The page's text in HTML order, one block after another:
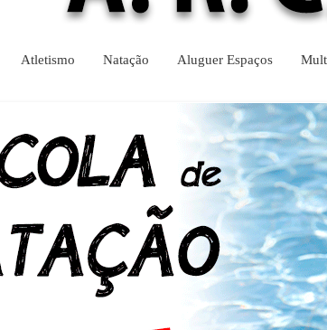
Atletismo Natação Aluguer Espaços